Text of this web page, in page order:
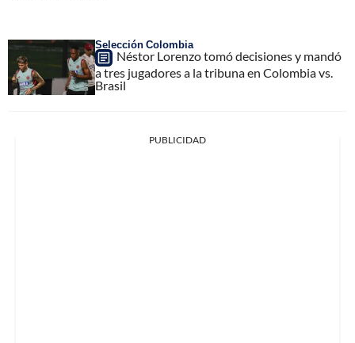
Selección Colombia
Néstor Lorenzo tomó decisiones y mandó
a tres jugadores a la tribuna en Colombia vs.
Brasil
PUBLICIDAD